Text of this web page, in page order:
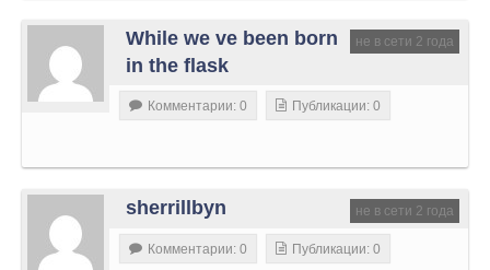
не в сети 2 года
While we ve been born
in the flask
Комментарии: 0 Публикации: 0
не в сети 2 года
sherrillbyn
Комментарии: 0 Публикации: 0